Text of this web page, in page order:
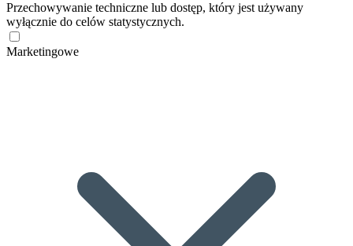
Przechowywanie techniczne lub dostęp, który jest używany
wyłącznie do celów statystycznych.
Marketingowe